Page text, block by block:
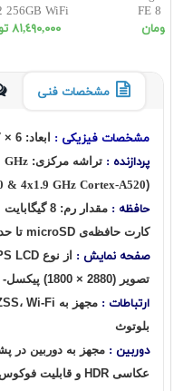
256GB WiFi
٨١,٤٩٠,٠٠٠ تومان
FE 8
مشخصات فنی
مشخصات فیزیکی : ابعاد: 6 × 194.7 × 300.6 میلی متر - وزن: 668 گرم
پردازنده : تراشه مرکزی: GHz
& 4x1.9 GHz Cortex-A520)
حافظه :
کارت حافظه‌ی microSD تا حداکثر ظرفیت 2ترابایت
صفحه نمایش : از نوع
تصویر (2880 × 1800) پیکسل- تراکم پیکسلی: 259 پیکسل بر اینچ
ارتباطات :
بلوتوث
دوربین :